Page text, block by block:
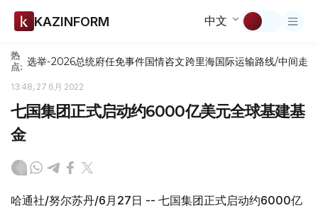
KAZINFORM 中文
热
点: 选举-2026总统府任免事件国情咨文跨里海国际运输路线/中间走廊
13:48, 27 6月 2022
七国集团正式启动约6000亿美元全球基建基
金
哈通社/努尔苏丹/6月27日 -- 七国集团正式启动约6000亿